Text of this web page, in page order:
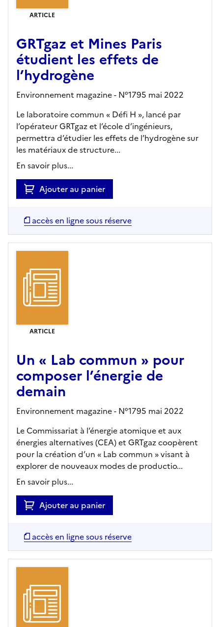
ARTICLE
GRTgaz et Mines Paris
étudient les effets de
l’hydrogène
Environnement magazine - N°1795 mai 2022
Le laboratoire commun « Défi H », lancé par
l’opérateur GRTgaz et l’école d’ingénieurs,
permettra d’étudier les effets de l’hydrogène sur
les matériaux de structure...
En savoir plus...
Ajouter au panier
accès en ligne sous réserve
ARTICLE
Un « Lab commun » pour
composer l’énergie de
demain
Environnement magazine - N°1795 mai 2022
Le Commissariat à l’énergie atomique et aux
énergies alternatives (CEA) et GRTgaz coopèrent
pour la création d’un « Lab commun » visant à
explorer de nouveaux modes de productio...
En savoir plus...
Ajouter au panier
accès en ligne sous réserve